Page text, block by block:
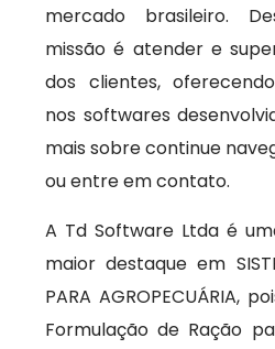
mercado brasileiro.
missão é atender e
dos clientes,
nos softwares
mais sobre continue
ou entre em contato.
A Td Software Ltda é
maior destaque em
PARA AGROPECUÁRIA,
Formulação de Ração